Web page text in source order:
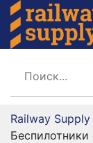
Railway Supply